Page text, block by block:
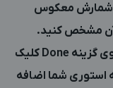
شمارش معکوس
آن مشخص کنید.
هنگامی که زمان آن را مشخص کردید، بر روی گزینه Done کلیک
استوری شما اضافه